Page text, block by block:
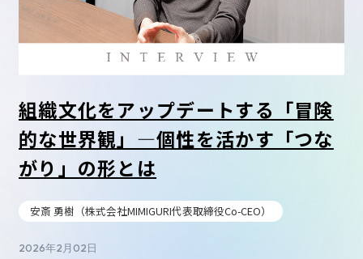
組織文化をアップデートする「冒険
的な世界観」―個性を活かす「つな
がり」の形とは
安斎 勇樹（株式会社MIMIGURI代表取締役Co-CEO）
2026年2月02日